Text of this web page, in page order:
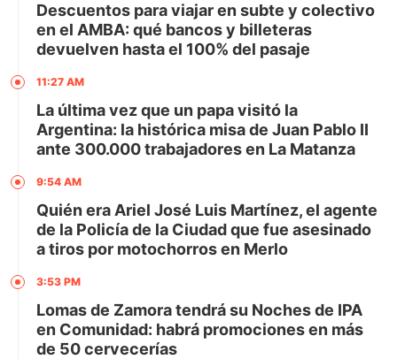
Descuentos para viajar en subte y colectivo
en el AMBA: qué bancos y billeteras
devuelven hasta el 100% del pasaje
11:27 AM
La última vez que un papa visitó la
Argentina: la histórica misa de Juan Pablo II
ante 300.000 trabajadores en La Matanza
9:54 AM
Quién era Ariel José Luis Martínez, el agente
de la Policía de la Ciudad que fue asesinado
a tiros por motochorros en Merlo
3:53 PM
Lomas de Zamora tendrá su Noches de IPA
en Comunidad: habrá promociones en más
de 50 cervecerías